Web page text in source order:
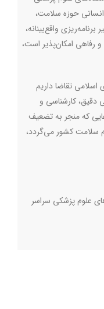
حوزه سلامت،
واقع‌بینانه،
رفاهی امکان‌پذیر است،
اسلامی تقاضا داریم
کارشناسی و
که منجر به تضعیف
سلامت کشور می‌گردد،
علوم پزشکی سراسر